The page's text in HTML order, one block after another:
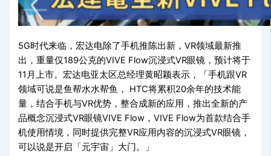
5G时代来临，宏达电除了手机推陈出新，VR领域最新推
出，重量仅189公克的VIVE Flow沉浸式VR眼镜，预计将于
11月上市。宏达电亚太区总经理黄昭颖表示，「手机跟VR
领域可说是鱼帮水水帮鱼， HTC将累积20余年的技术能
量，结合手机与VR优势，整合成新的应用，推出全新的产
品概念沉浸式VR眼镜VIVE Flow，VIVE Flow为首款结合手
机使用情境，同时提供完整VR应用内容的沉浸式VR眼镜，
可以说是开启「元宇宙」大门。」